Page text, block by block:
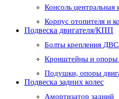
Консоль
Корпус отопителя и
Подвеска двигателя/КПП
Болты крепления
Кронштейны и
Подушки, опоры
Подвеска задних колес
Амортизатор задний